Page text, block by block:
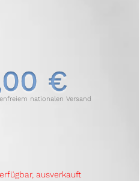
€
nationalen Versand
ausverkauft